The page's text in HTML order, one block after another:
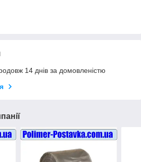
14 днів за домовленістю